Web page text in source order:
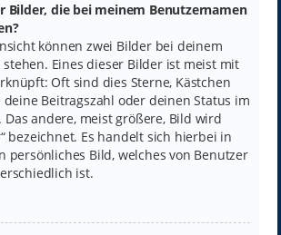
Bilder, die bei meinem Benutzernamen
können zwei Bilder bei deinem
Eines dieser Bilder ist meist mit
Oft sind dies Sterne, Kästchen
deine Beitragszahl oder deinen Status im
Das andere, meist größere, Bild wird
bezeichnet. Es handelt sich hierbei in
persönliches Bild, welches von Benutzer
ist.